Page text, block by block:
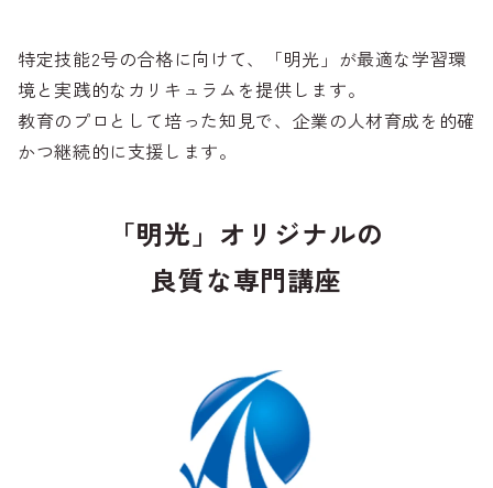
特定技能2号の合格に向けて、「明光」が最適な学習環
境と実践的なカリキュラムを提供します。
教育のプロとして培った知見で、企業の人材育成を的確
かつ継続的に支援します。
「明光」オリジナルの
良質な専門講座